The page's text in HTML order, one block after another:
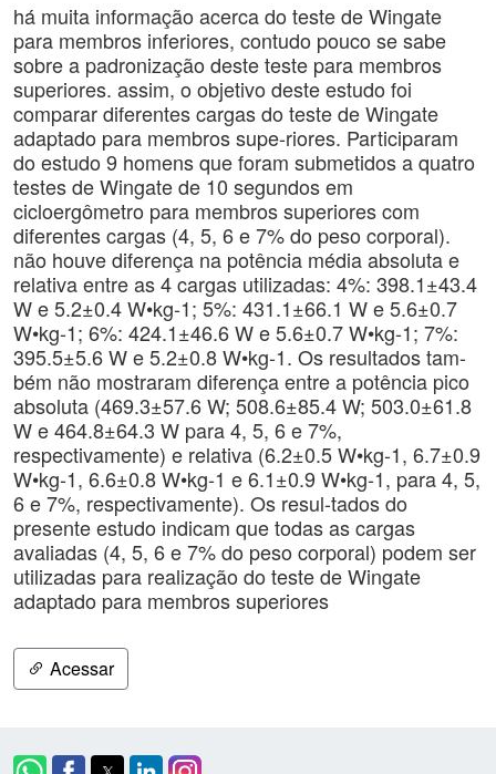
há muita informação acerca do teste de Wingate
para membros inferiores, contudo pouco se sabe
sobre a padronização deste teste para membros
superiores. assim, o objetivo deste estudo foi
comparar diferentes cargas do teste de Wingate
adaptado para membros supe-riores. Participaram
do estudo 9 homens que foram submetidos a quatro
testes de Wingate de 10 segundos em
cicloergômetro para membros superiores com
diferentes cargas (4, 5, 6 e 7% do peso corporal).
não houve diferença na potência média absoluta e
relativa entre as 4 cargas utilizadas: 4%: 398.1±43.4
W e 5.2±0.4 W•kg-1; 5%: 431.1±66.1 W e 5.6±0.7
W•kg-1; 6%: 424.1±46.6 W e 5.6±0.7 W•kg-1; 7%:
395.5±5.6 W e 5.2±0.8 W•kg-1. Os resultados tam-
bém não mostraram diferença entre a potência pico
absoluta (469.3±57.6 W; 508.6±85.4 W; 503.0±61.8
W e 464.8±64.3 W para 4, 5, 6 e 7%,
respectivamente) e relativa (6.2±0.5 W•kg-1, 6.7±0.9
W•kg-1, 6.6±0.8 W•kg-1 e 6.1±0.9 W•kg-1, para 4, 5,
6 e 7%, respectivamente). Os resul-tados do
presente estudo indicam que todas as cargas
avaliadas (4, 5, 6 e 7% do peso corporal) podem ser
utilizadas para realização do teste de Wingate
adaptado para membros superiores
Acessar